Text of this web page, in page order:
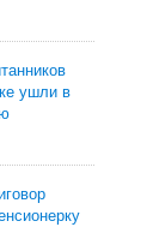
ушли в